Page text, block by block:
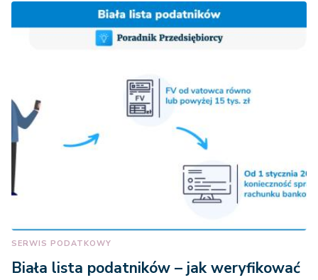
SERWIS PODATKOWY
Biała lista podatników – jak weryfikować